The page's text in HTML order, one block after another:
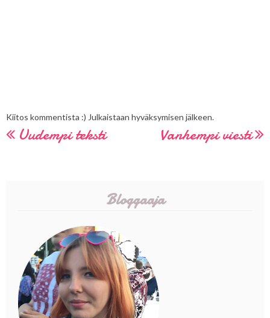
Kiitos kommentista :) Julkaistaan hyväksymisen jälkeen.
Uudempi teksti Vanhempi viesti
Bloggaaja